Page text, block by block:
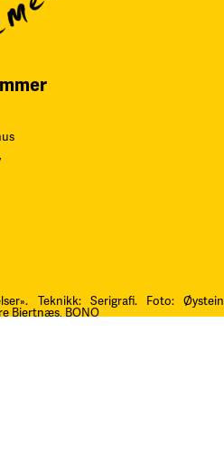
Teknikk: Serigrafi. Foto: Øystein
Bjertnæs, BONO